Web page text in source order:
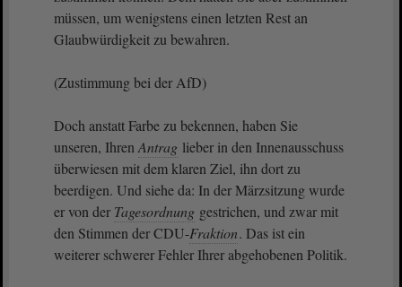
müssen, um wenigstens einen letzten Rest an
Glaubwürdigkeit zu bewahren.
(Zustimmung bei der AfD)
Doch anstatt Farbe zu bekennen, haben Sie
unseren, Ihren Antrag lieber in den Innenausschuss
überwiesen mit dem klaren Ziel, ihn dort zu
beerdigen. Und siehe da: In der Märzsitzung wurde
er von der Tagesordnung gestrichen, und zwar mit
den Stimmen der CDU-Fraktion. Das ist ein
weiterer schwerer Fehler Ihrer abgehobenen Politik.